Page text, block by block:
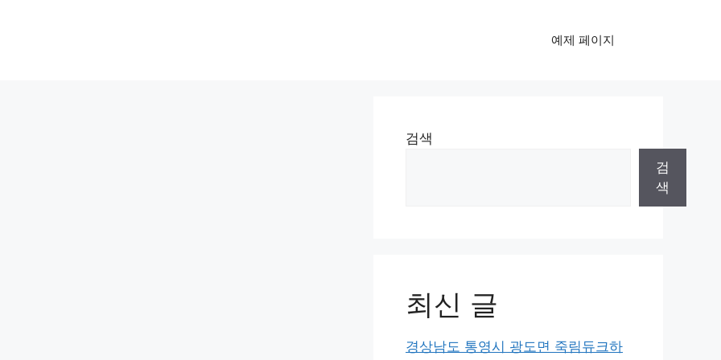
예제 페이지
검색
검
색
최신 글
경상남도 통영시 광도면 죽림듀크하